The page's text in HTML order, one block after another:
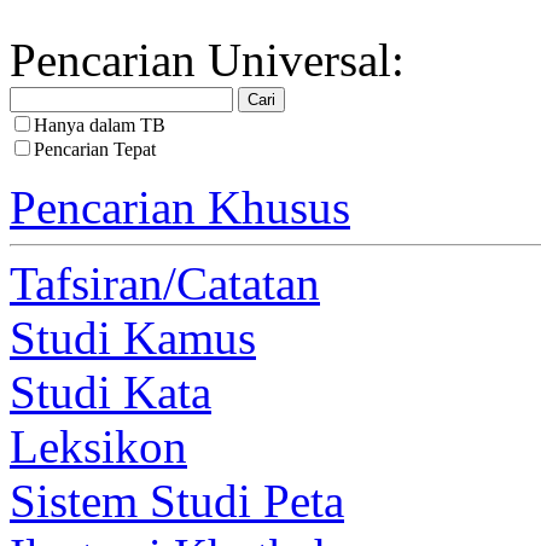
Pencarian Universal:
Hanya dalam TB
Pencarian Tepat
Pencarian Khusus
Tafsiran/Catatan
Studi Kamus
Studi Kata
Leksikon
Sistem Studi Peta